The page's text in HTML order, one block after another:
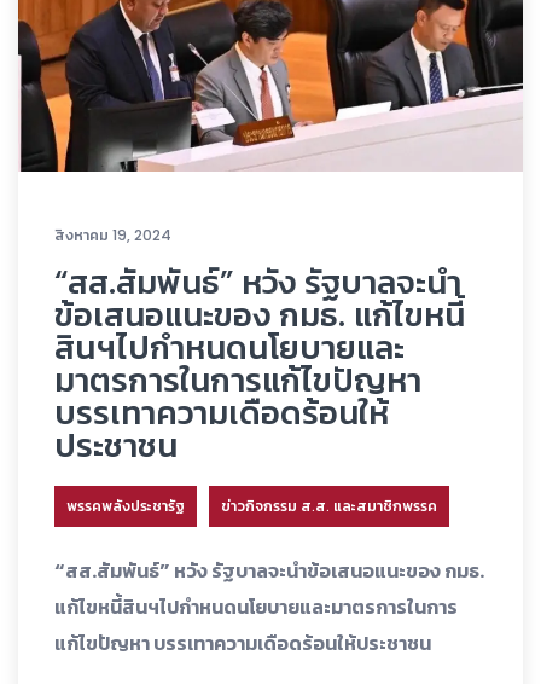
สิงหาคม 19, 2024
“สส.สัมพันธ์” หวัง รัฐบาลจะนำ
ข้อเสนอแนะของ กมธ. แก้ไขหนี้
สินฯไปกำหนดนโยบายและ
มาตรการในการแก้ไขปัญหา
บรรเทาความเดือดร้อนให้
ประชาชน
พรรคพลังประชารัฐ ข่าวกิจกรรม ส.ส. และสมาชิกพรรค
“สส.สัมพันธ์” หวัง รัฐบาลจะนำข้อเสนอแนะของ กมธ.
แก้ไขหนี้สินฯไปกำหนดนโยบายและมาตรการในการ
แก้ไขปัญหา บรรเทาความเดือดร้อนให้ประชาชน